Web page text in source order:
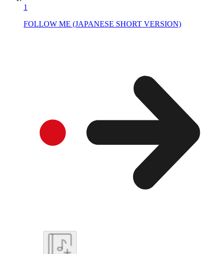
1
FOLLOW ME (JAPANESE SHORT VERSION)